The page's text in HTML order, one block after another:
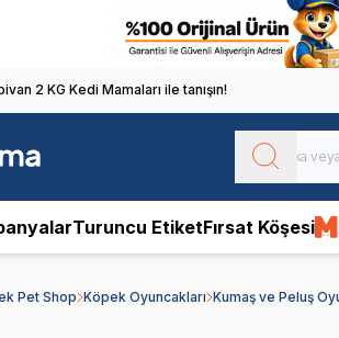
2 KG Kedi Mamaları ile tanışın!
Turuncu EtiketFırsat Köşesi
Pet Shop Köpek Oyuncakları Kumaş ve Peluş